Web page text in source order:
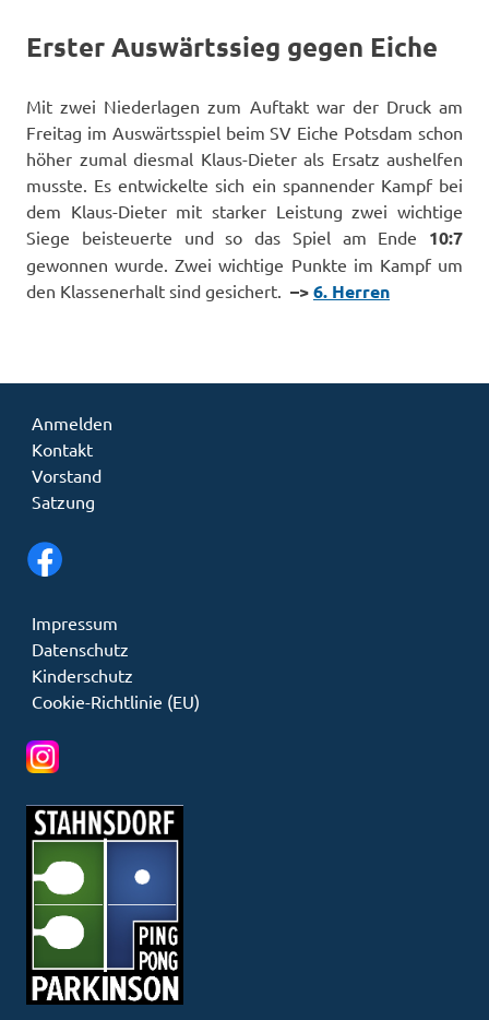
Erster Auswärtssieg gegen Eiche
Mit zwei Niederlagen zum Auftakt war der Druck am
Freitag im Auswärtsspiel beim SV Eiche Potsdam schon
höher zumal diesmal Klaus-Dieter als Ersatz aushelfen
musste. Es entwickelte sich ein spannender Kampf bei
dem Klaus-Dieter mit starker Leistung zwei wichtige
Siege beisteuerte und so das Spiel am Ende 10:7
gewonnen wurde. Zwei wichtige Punkte im Kampf um
den Klassenerhalt sind gesichert. –>6. Herren
Anmelden
Kontakt
Vorstand
Satzung
Impressum
Datenschutz
Kinderschutz
Cookie-Richtlinie (EU)